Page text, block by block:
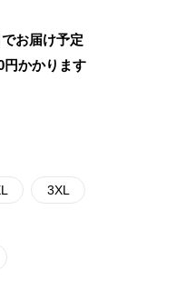
お届け予定
円かかります
3XL